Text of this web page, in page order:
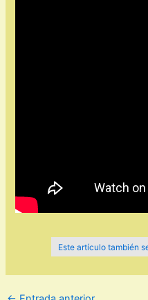
Este artículo también